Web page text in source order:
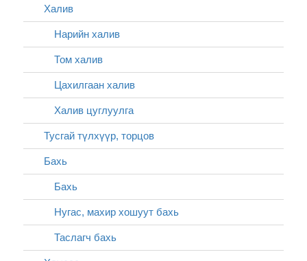
Халив
Нарийн халив
Том халив
Цахилгаан халив
Халив цуглуулга
Тусгай түлхүүр, торцов
Бахь
Бахь
Нугас, махир хошуут бахь
Таслагч бахь